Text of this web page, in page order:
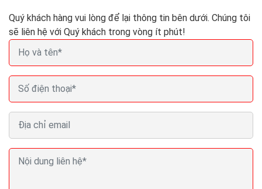
Quý khách hàng vui lòng để lại thông tin bên dưới. Chúng tôi
sẽ liên hệ với Quý khách trong vòng ít phút!